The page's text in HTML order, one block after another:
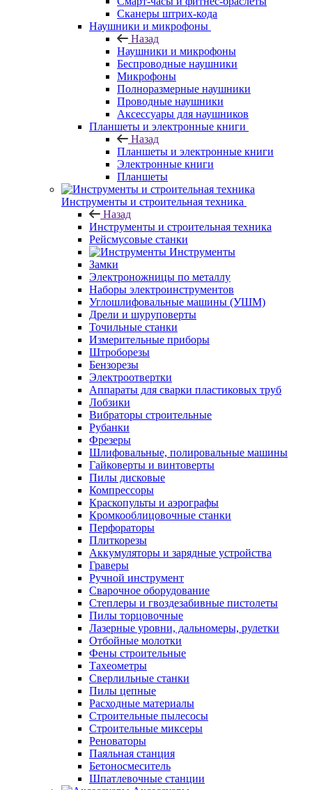
Сканеры штрих-кода
Наушники и микрофоны
Назад
Наушники и микрофоны
Беспроводные наушники
Микрофоны
Полноразмерные наушники
Проводные наушники
Аксессуары для наушников
Планшеты и электронные книги
Назад
Планшеты и электронные книги
Электронные книги
Планшеты
Инструменты и строительная техника
Назад
Инструменты и строительная техника
Рейсмусовые станки
Инструменты
Замки
Электроножницы по металлу
Наборы электроинструментов
Углошлифовальные машины (УШМ)
Дрели и шуруповерты
Точильные станки
Измерительные приборы
Штроборезы
Бензорезы
Электроотвертки
Аппараты для сварки пластиковых труб
Лобзики
Вибраторы строительные
Рубанки
Фрезеры
Шлифовальные, полировальные машины
Гайковерты и винтоверты
Пилы дисковые
Компрессоры
Краскопульты и аэрографы
Кромкооблицовочные станки
Перфораторы
Плиткорезы
Аккумуляторы и зарядные устройства
Граверы
Ручной инструмент
Сварочное оборудование
Степлеры и гвоздезабивные пистолеты
Пилы торцовочные
Лазерные уровни, дальномеры, рулетки
Отбойные молотки
Фены строительные
Тахеометры
Сверлильные станки
Пилы цепные
Расходные материалы
Строительные пылесосы
Строительные миксеры
Реноваторы
Паяльная станция
Бетоносмеситель
Шпатлевочные станции